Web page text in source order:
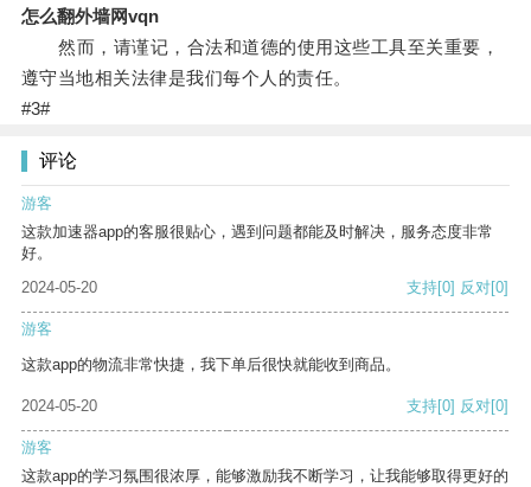
怎么翻外墙网vqn
然而，请谨记，合法和道德的使用这些工具至关重要，
遵守当地相关法律是我们每个人的责任。
#3#
评论
游客
这款加速器app的客服很贴心，遇到问题都能及时解决，服务态度非常
好。
2024-05-20
支持[0] 反对[0]
游客
这款app的物流非常快捷，我下单后很快就能收到商品。
2024-05-20 支持[0] 反对[0]
游客
这款app的学习氛围很浓厚，能够激励我不断学习，让我能够取得更好的